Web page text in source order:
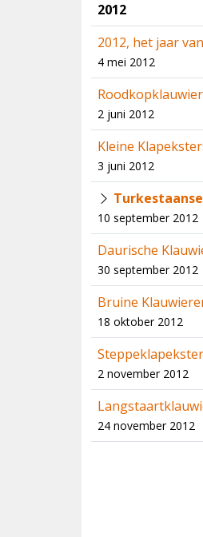
2012
2012, het jaar
4 mei 2012
2 juni 2012
Kleine
3 juni 2012
10 september 2012
Daurische
30 september 2012
Bruine
18 oktober 2012
2 november 2012
24 november 2012